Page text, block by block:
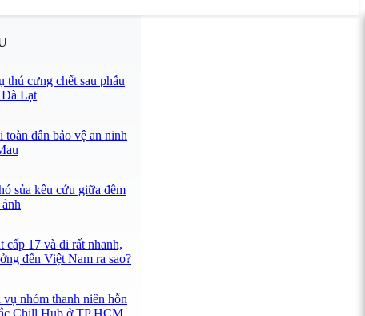
thú cưng chết sau phẫu
Đà Lạt
dân bảo vệ an ninh
sủa kêu cứu giữa đêm
cấp 17 và đi rất nhanh,
đến Việt Nam ra sao?
vụ nhóm thanh niên hỗn
Chill Hub ở TP HCM